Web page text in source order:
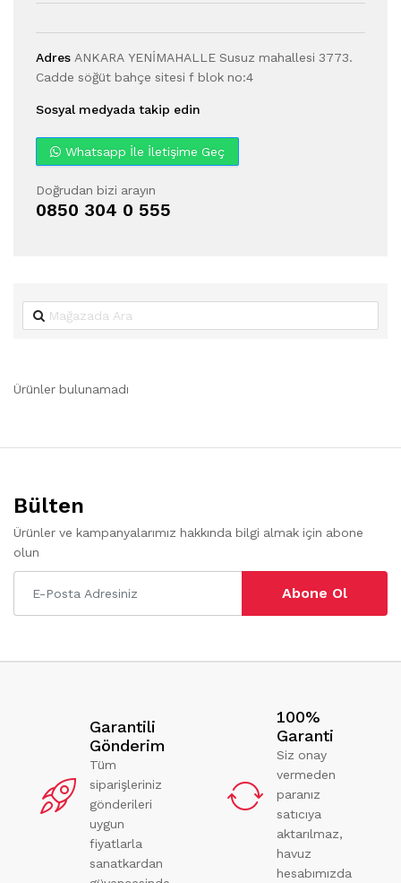
Adres ANKARA YENİMAHALLE Susuz mahallesi 3773.
Cadde söğüt bahçe sitesi f blok no:4
Sosyal medyada takip edin
Whatsapp İle İletişime Geç
Doğrudan bizi arayın
0850 304 0 555
Ürünler bulunamadı
Bülten
Ürünler ve kampanyalarımız hakkında bilgi almak için abone
olun
Abone Ol
Garantili
Gönderim
Tüm
siparişleriniz
gönderileri
uygun
fiyatlarla
sanatkardan
100%
Garanti
Siz onay
vermeden
paranız
satıcıya
aktarılmaz,
havuz
hesabımızda